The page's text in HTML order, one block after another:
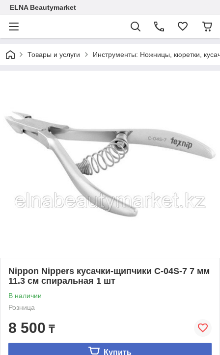
ELNA Beautymarket
Товары и услуги Инструменты: Ножницы, кюретки,
Nippon Nippers кусачки-щипчики C-04S-7 7 мм
11.3 см спиральная 1 шт
В наличии
Розница
8 500 ₸
Купить